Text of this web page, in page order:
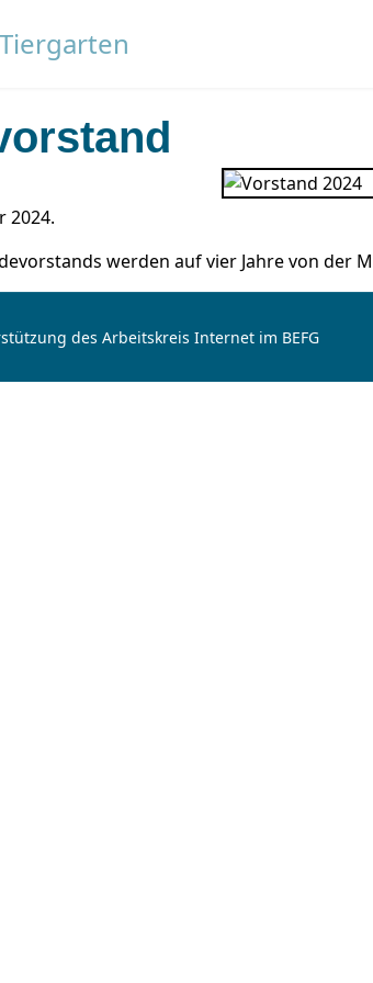
2024.
werden auf vier Jahre von der
des Arbeitskreis Internet im BEFG